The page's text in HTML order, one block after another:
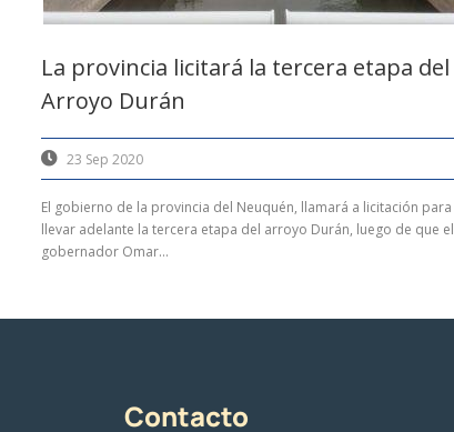
La provincia licitará la tercera etapa del
Arroyo Durán
23 Sep 2020
El gobierno de la provincia del Neuquén, llamará a licitación para
llevar adelante la tercera etapa del arroyo Durán, luego de que el
gobernador Omar...
Contacto